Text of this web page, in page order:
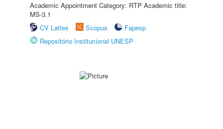
Academic Appointment Category: RTP Academic title:
MS-3.1
CV Lattes
Scopus
Fapesp
Repositório Institucional UNESP